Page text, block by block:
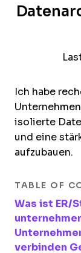
Ich habe
isolierte
und eine
aufzubauen.
TABLE OF
Was ist ER/
verbinden